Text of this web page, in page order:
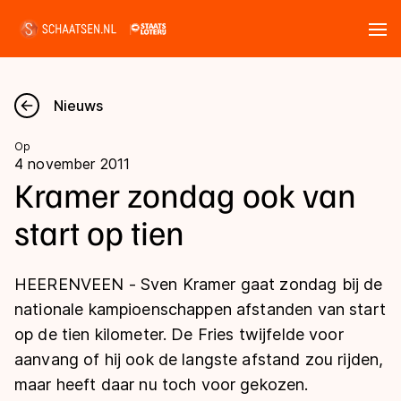
Nieuws
Kalender
Disciplines
Langebaan
Shorttrack
Inlineskaten
Uitslagen
Langebaan
Shorttrack
Marathon
Tijden & historie
Ranglijsten Langebaan
Nieuws
Op
4 november 2011
Kramer zondag ook van
start op tien
HEERENVEEN - Sven Kramer gaat zondag bij de
nationale kampioenschappen afstanden van start
op de tien kilometer. De Fries twijfelde voor
aanvang of hij ook de langste afstand zou rijden,
maar heeft daar nu toch voor gekozen.